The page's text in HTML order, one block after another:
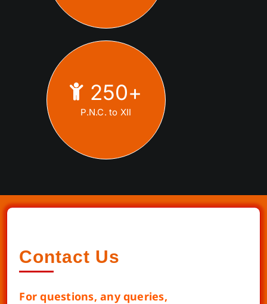
250+
P.N.C. to XII
Contact Us
For questions, any queries,